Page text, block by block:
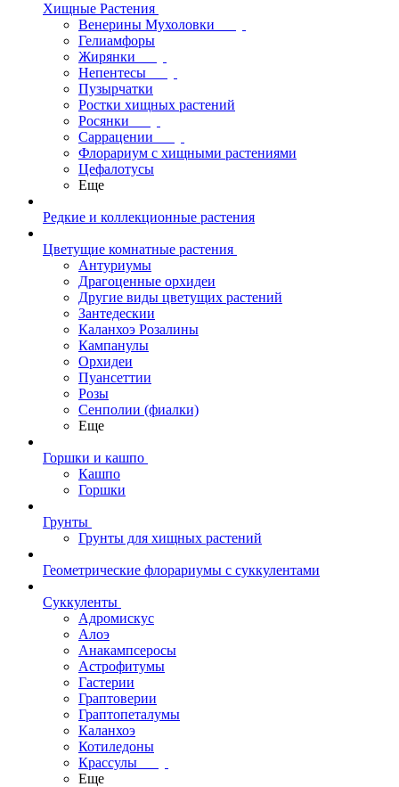
Хищные Растения
Венерины Мухоловки
Гелиамфоры
Жирянки
Непентесы
Пузырчатки
Ростки хищных растений
Росянки
Саррацении
Флорариум с хищными растениями
Цефалотусы
Еще
Редкие и коллекционные растения
Цветущие комнатные растения
Антуриумы
Драгоценные орхидеи
Другие виды цветущих растений
Зантедескии
Каланхоэ Розалины
Кампанулы
Орхидеи
Пуансеттии
Розы
Сенполии (фиалки)
Еще
Горшки и кашпо
Кашпо
Горшки
Грунты
Грунты для хищных растений
Геометрические флорариумы с суккулентами
Суккуленты
Адромискус
Алоэ
Анакампсеросы
Астрофитумы
Гастерии
Граптоверии
Граптопеталумы
Каланхоэ
Котиледоны
Крассулы
Еще